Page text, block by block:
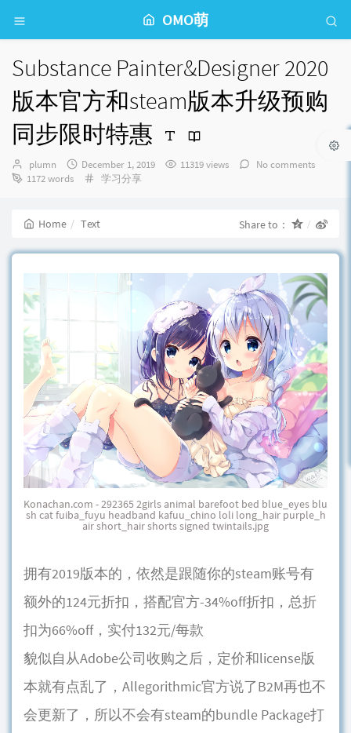
OMO萌
Substance Painter&Designer 2020
版本官方和steam版本升级预购
同步限时特惠
Author：
plumn
发
布
December 1, 2019 11319 views
No comments
1172 words
Categories：
学习分享
Home Text Share to：
Konachan.com - 292365 2girls animal barefoot bed blue_eyes blu
sh cat fuiba_fuyu headband kafuu_chino loli long_hair purple_h
air short_hair shorts signed twintails.jpg
拥有2019版本的，依然是跟随你的steam账号有
额外的124元折扣，搭配官方-34%off折扣，总折
扣为66%off，实付132元/每款
貌似自从Adobe公司收购之后，定价和license版
本就有点乱了，Allegorithmic官方说了B2M再也不
会更新了，所以不会有steam的bundle Package打